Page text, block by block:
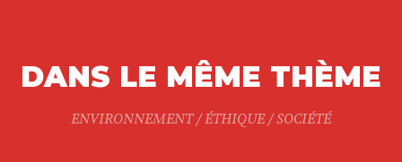
DANS LE MÊME THÈME
ENVIRONNEMENT / ÉTHIQUE / SOCIÉTÉ